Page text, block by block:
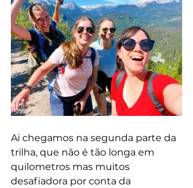
Ai chegamos na segunda parte da
trilha, que não é tão longa em
quilometros mas muitos
desafiadora por conta da